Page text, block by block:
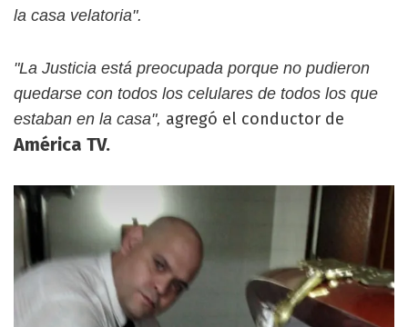
la casa velatoria".
"La Justicia está preocupada porque no pudieron
quedarse con todos los celulares de todos los que
estaban en la casa", agregó el conductor de
América TV.